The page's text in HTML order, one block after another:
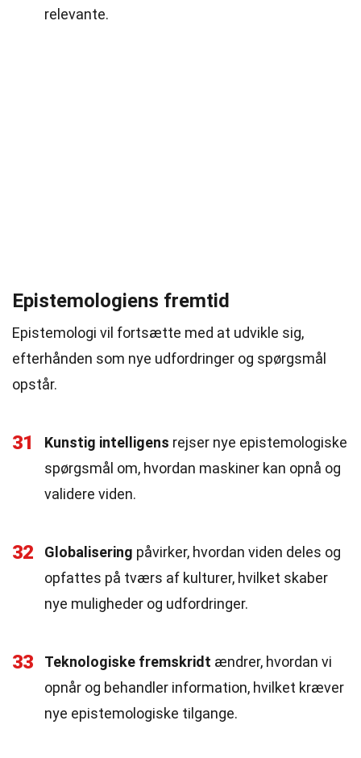
relevante.
Epistemologiens fremtid
Epistemologi vil fortsætte med at udvikle sig,
efterhånden som nye udfordringer og spørgsmål
opstår.
31 Kunstig intelligens rejser nye epistemologiske
spørgsmål om, hvordan maskiner kan opnå og
validere viden.
32 Globalisering påvirker, hvordan viden deles og
opfattes på tværs af kulturer, hvilket skaber
nye muligheder og udfordringer.
33 Teknologiske fremskridt ændrer, hvordan vi
opnår og behandler information, hvilket kræver
nye epistemologiske tilgange.